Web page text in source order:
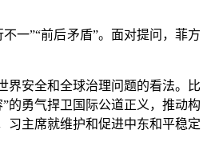
一”“前后矛盾”。面对提问，菲方
安全和全球治理问题的看法。比
的勇气捍卫国际公道正义，推动构
习主席就维护和促进中东和平稳定